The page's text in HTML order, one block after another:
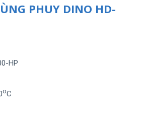
PHUY DINO HD-
HP
oC